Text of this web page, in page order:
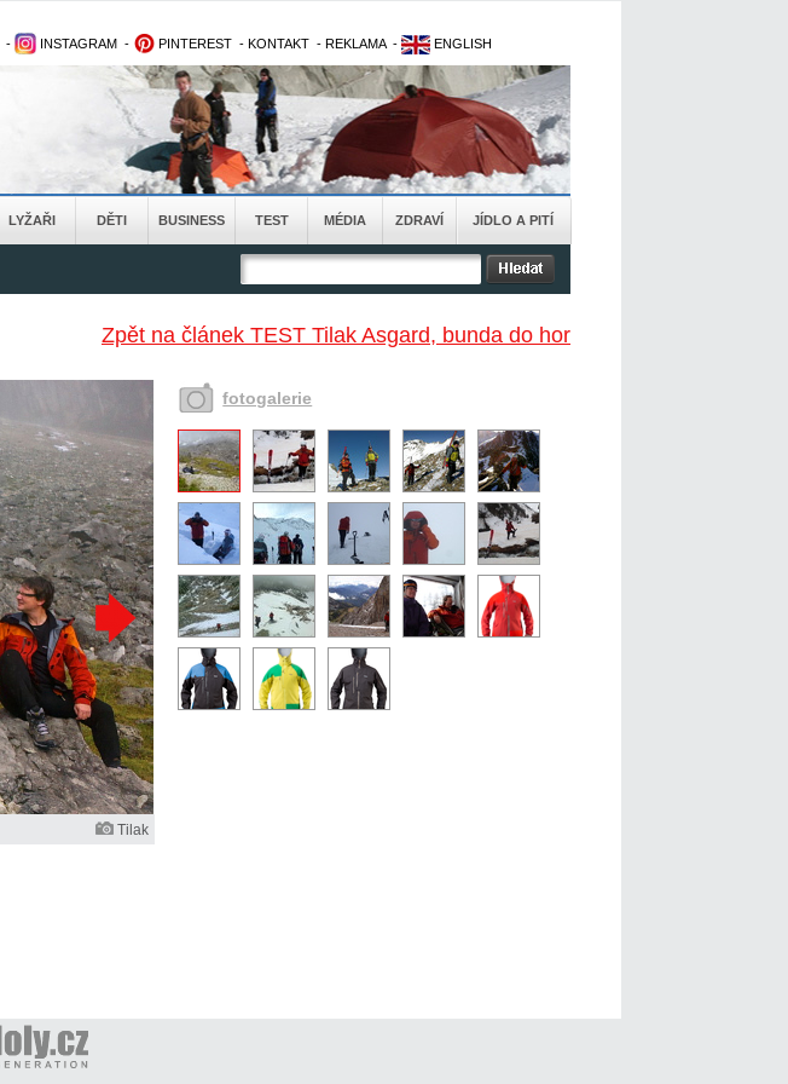
- INSTAGRAM - PINTEREST - KONTAKT - REKLAMA - ENGLISH
LYŽAŘI DĚTI BUSINESS TEST MÉDIA ZDRAVÍ JÍDLO A PITÍ
Zpět na článek TEST Tilak Asgard, bunda do hor
Tilak
fotogalerie